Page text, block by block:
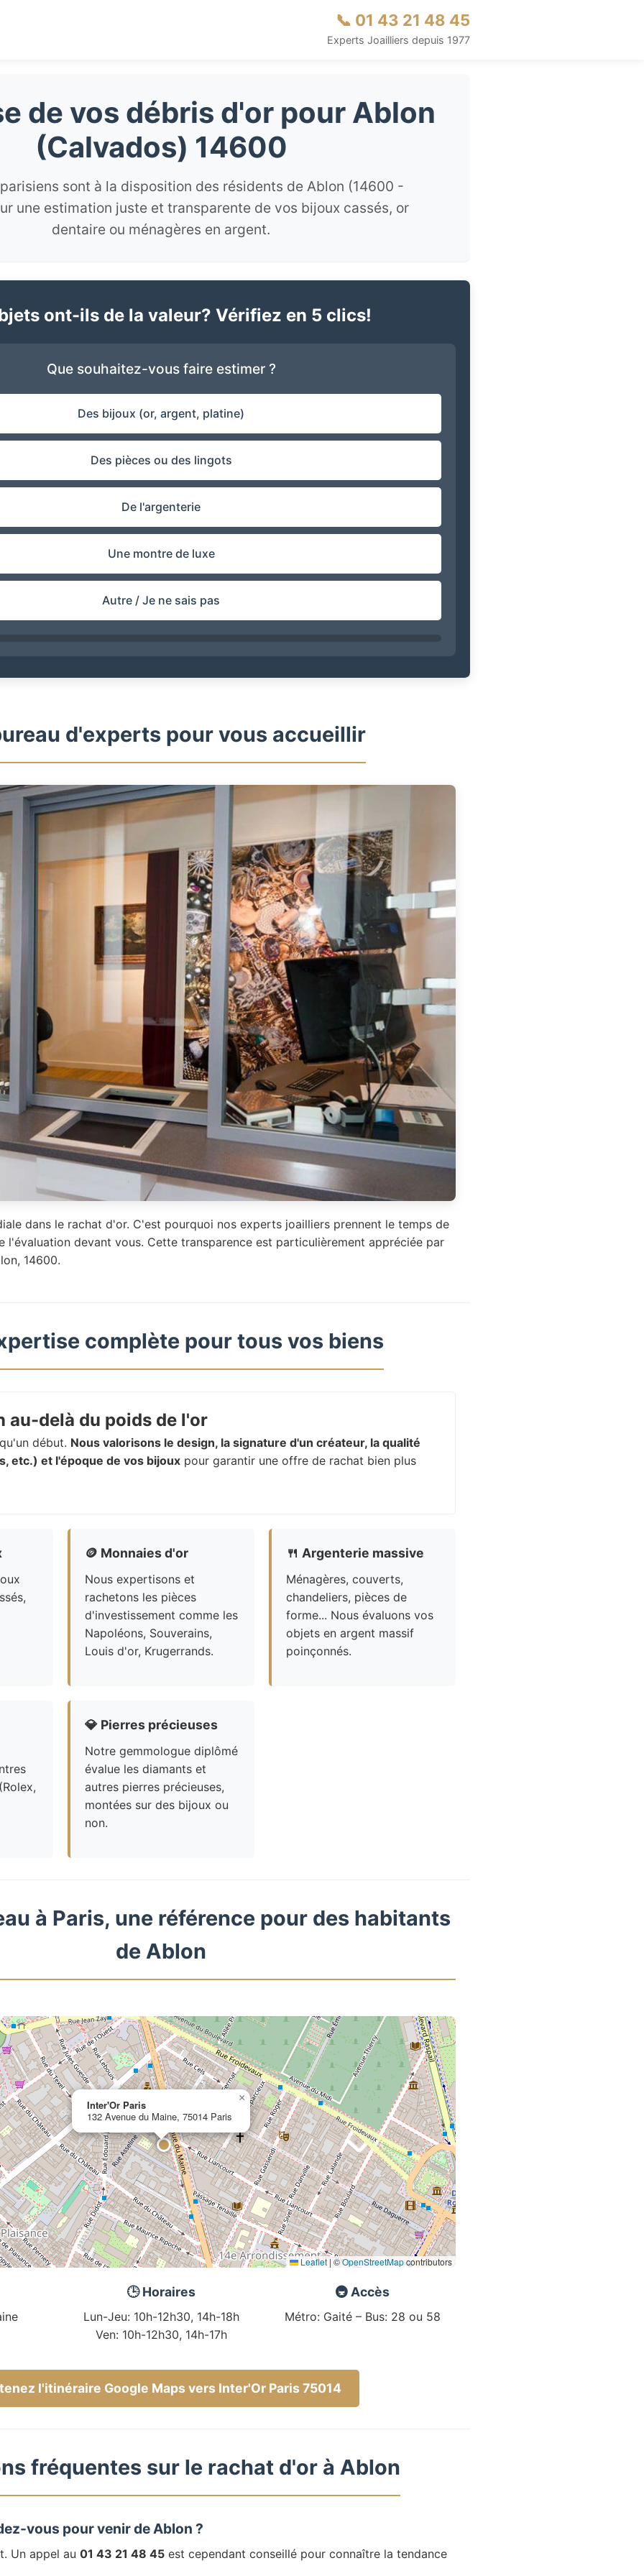
📞 01 43 21 48 45
Experts Joailliers depuis 1977
de vos débris d'or pour Ablon
(Calvados) 14600
sont à la disposition des résidents de Ablon (14600 -
une estimation juste et transparente de vos bijoux cassés, or
dentaire ou ménagères en argent.
ont-ils de la valeur? Vérifiez en 5 clics!
Que souhaitez-vous faire estimer ?
Des bijoux (or, argent, platine)
Des pièces ou des lingots
De l'argenterie
Une montre de luxe
Autre / Je ne sais pas
d'experts pour vous accueillir
dans le rachat d'or. C'est pourquoi nos experts joailliers prennent le temps de
l'évaluation devant vous. Cette transparence est particulièrement appréciée par
14600.
complète pour tous vos biens
delà du poids de l'or
début. Nous valorisons le design, la signature d'un créateur, la qualité
etc.) et l'époque de vos bijoux pour garantir une offre de rachat bien plus
🪙 Monnaies d'or
Nous expertisons et
rachetons les pièces
d'investissement comme les
Napoléons, Souverains,
Louis d'or, Krugerrands.
🍴 Argenterie massive
Ménagères, couverts,
chandeliers, pièces de
forme... Nous évaluons vos
objets en argent massif
poinçonnés.
💎 Pierres précieuses
Notre gemmologue diplômé
évalue les diamants et
autres pierres précieuses,
montées sur des bijoux ou
non.
à Paris, une référence pour des habitants
de Ablon
Inter'Or Paris
132 Avenue du Maine, 75014 Paris
×
Leaflet | ©OpenStreetMapcontributors
🕒 Horaires
Lun-Jeu: 10h-12h30, 14h-18h
Ven: 10h-12h30, 14h-17h
🚇 Accès
Métro: Gaité – Bus: 28 ou 58
l'itinéraire Google Maps vers Inter'Or Paris 75014
fréquentes sur le rachat d'or à Ablon
vous pour venir de Ablon ?
Un appel au 01 43 21 48 45 est cependant conseillé pour connaître la tendance